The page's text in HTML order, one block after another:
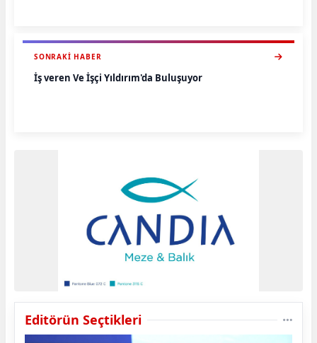
SONRAKI HABER
İş veren Ve İşçi Yıldırım'da Buluşuyor
Editörün Seçtikleri